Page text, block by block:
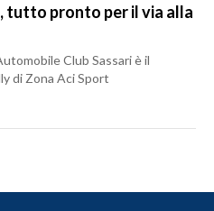
tutto pronto per il via alla
Club Sassari è il
di Zona Aci Sport